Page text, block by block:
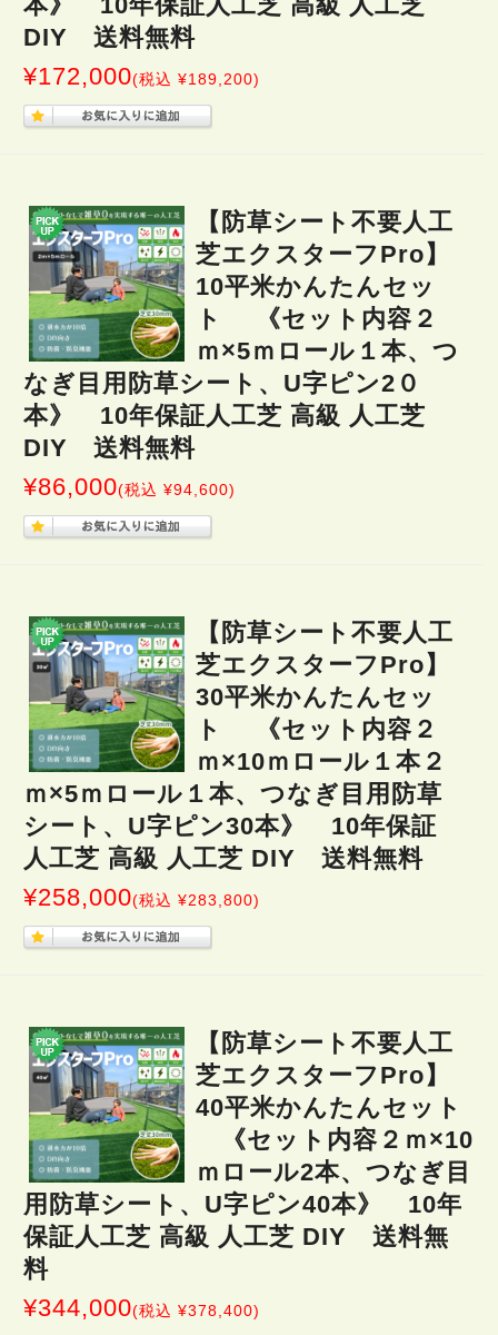
DIY 送料無料
¥172,000(税込 ¥189,200)
【防草シート不要人工
芝エクスターフPro】
10平米かんたんセッ
ト 《セット内容２
ｍ×5ｍロール１本、つ
なぎ目用防草シート、U字ピン2０
本》 10年保証人工芝 高級 人工芝
DIY 送料無料
¥86,000(税込 ¥94,600)
【防草シート不要人工
芝エクスターフPro】
30平米かんたんセッ
ト 《セット内容２
ｍ×10ｍロール１本２
ｍ×5ｍロール１本、つなぎ目用防草
シート、U字ピン30本》 10年保証
人工芝 高級 人工芝 DIY 送料無料
¥258,000(税込 ¥283,800)
【防草シート不要人工
芝エクスターフPro】
40平米かんたんセット
《セット内容２ｍ×10
ｍロール2本、つなぎ目
用防草シート、U字ピン40本》 10年
保証人工芝 高級 人工芝 DIY 送料無
料
¥344,000(税込 ¥378,400)